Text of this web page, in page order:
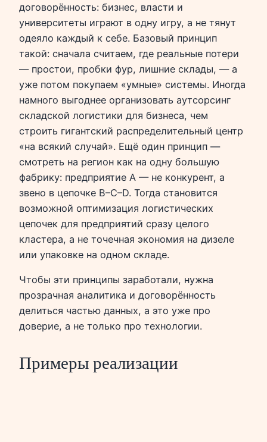
договорённость: бизнес, власти и
университеты играют в одну игру, а не тянут
одеяло каждый к себе. Базовый принцип
такой: сначала считаем, где реальные потери
— простои, пробки фур, лишние склады, — а
уже потом покупаем «умные» системы. Иногда
намного выгоднее организовать аутсорсинг
складской логистики для бизнеса, чем
строить гигантский распределительный центр
«на всякий случай». Ещё один принцип —
смотреть на регион как на одну большую
фабрику: предприятие А — не конкурент, а
звено в цепочке В–С–D. Тогда становится
возможной оптимизация логистических
цепочек для предприятий сразу целого
кластера, а не точечная экономия на дизеле
или упаковке на одном складе.
Чтобы эти принципы заработали, нужна
прозрачная аналитика и договорённость
делиться частью данных, а это уже про
доверие, а не только про технологии.
Примеры реализации